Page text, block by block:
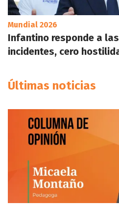
Mundial 2026
Infantino responde a
incidentes, cero
Últimas noticias